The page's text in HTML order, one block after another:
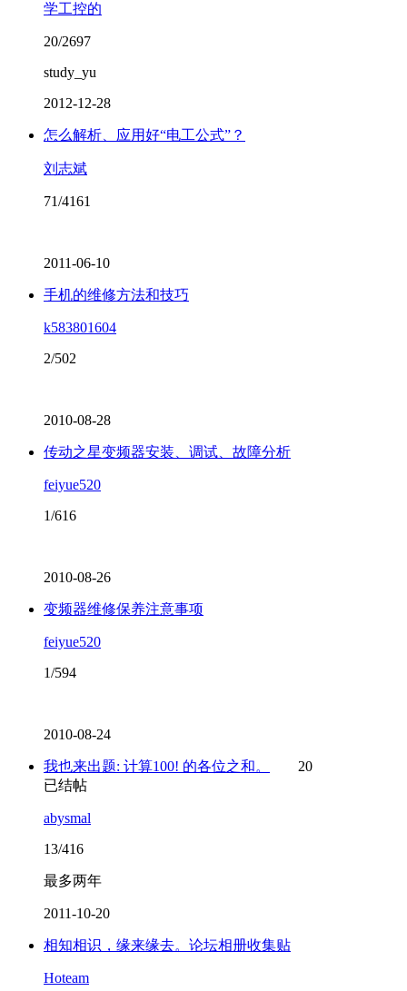
学工控的
20/2697
study_yu
2012-12-28
怎么解析、应用好“电工公式”？
刘志斌
71/4161
2011-06-10
手机的维修方法和技巧
k583801604
2/502
2010-08-28
传动之星变频器安装、调试、故障分析
feiyue520
1/616
2010-08-26
变频器维修保养注意事项
feiyue520
1/594
2010-08-24
我也来出题: 计算100! 的各位之和。
20
已结帖
abysmal
13/416
最多两年
2011-10-20
相知相识，缘来缘去。论坛相册收集贴
Hoteam